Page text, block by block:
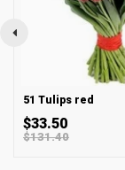
51 Tulips red
$33.50
$131.40